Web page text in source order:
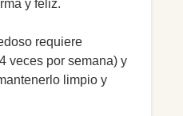
y feliz.
requiere
veces por semana) y
limpio y